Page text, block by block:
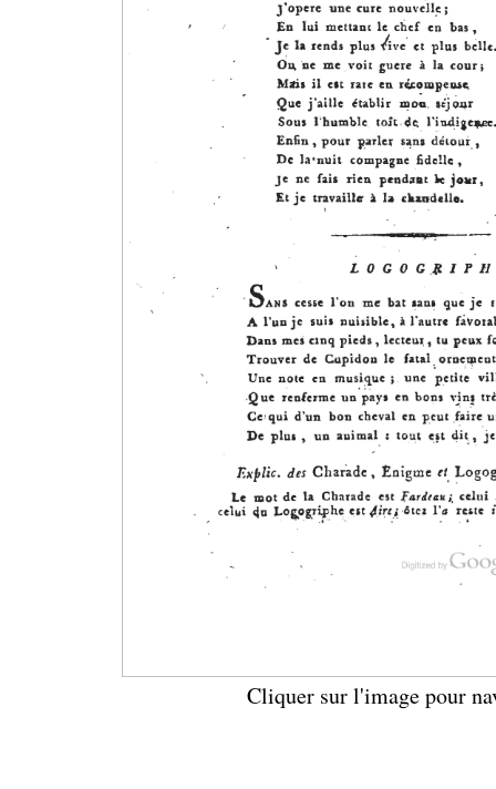
Cliquer sur l'image pour